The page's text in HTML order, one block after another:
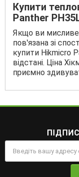
Купити
Panther
Якщо ви
пов'язана зі
купити Hikmicro
відстані. Ціна
приємно